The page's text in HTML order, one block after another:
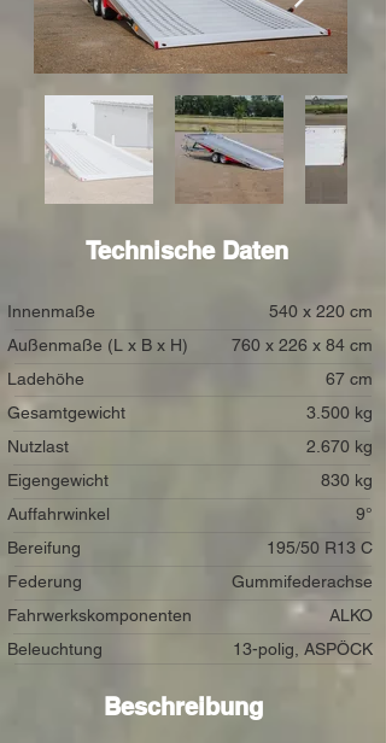
Technische Daten
Innenmaße
Außenmaße (L x B x H)
Ladehöhe
Gesamtgewicht
Nutzlast
Eigengewicht
Auffahrwinkel
Bereifung
Federung
Fahrwerkskomponenten
Beleuchtung
540 x 220 cm
760 x 226 x 84 cm
67 cm
3.500 kg
2.670 kg
830 kg
9°
195/50 R13 C
Gummifederachse
ALKO
13-polig, ASPÖCK
Beschreibung